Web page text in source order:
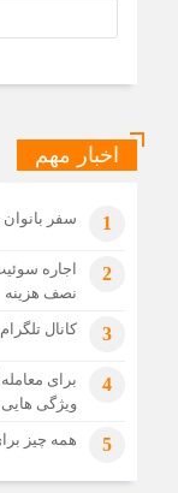
اخبار مهم
1 سفر
2
اجاره
نصف هزینه
3 کانال
4
برای
ویژگی هایی
5 همه چیز